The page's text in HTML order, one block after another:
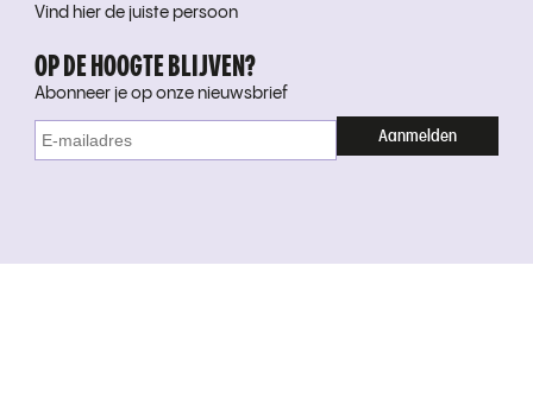
Vind hier de juiste persoon
OP DE HOOGTE BLIJVEN?
Abonneer je op onze nieuwsbrief